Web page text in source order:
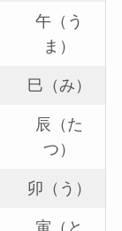
午（う
ま）
巳（み）
辰（た
つ）
卯（う）